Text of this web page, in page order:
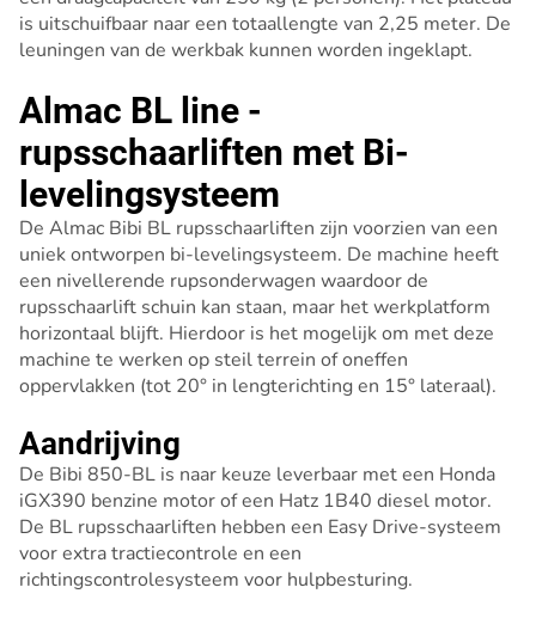
is uitschuifbaar naar een totaallengte van 2,25 meter. De
leuningen van de werkbak kunnen worden ingeklapt.
Almac BL line -
rupsschaarliften met Bi-
levelingsysteem
De Almac Bibi BL rupsschaarliften zijn voorzien van een
uniek ontworpen bi-levelingsysteem. De machine heeft
een nivellerende rupsonderwagen waardoor de
rupsschaarlift schuin kan staan, maar het werkplatform
horizontaal blijft. Hierdoor is het mogelijk om met deze
machine te werken op steil terrein of oneffen
oppervlakken (tot 20° in lengterichting en 15° lateraal).
Aandrijving
De Bibi 850-BL is naar keuze leverbaar met een Honda
iGX390 benzine motor of een Hatz 1B40 diesel motor.
De BL rupsschaarliften hebben een Easy Drive-systeem
voor extra tractiecontrole en een
richtingscontrolesysteem voor hulpbesturing.